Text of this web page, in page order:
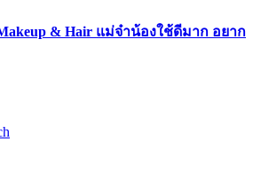
Makeup & Hair แม่จ๋าน้องใช้ดีมาก อยาก